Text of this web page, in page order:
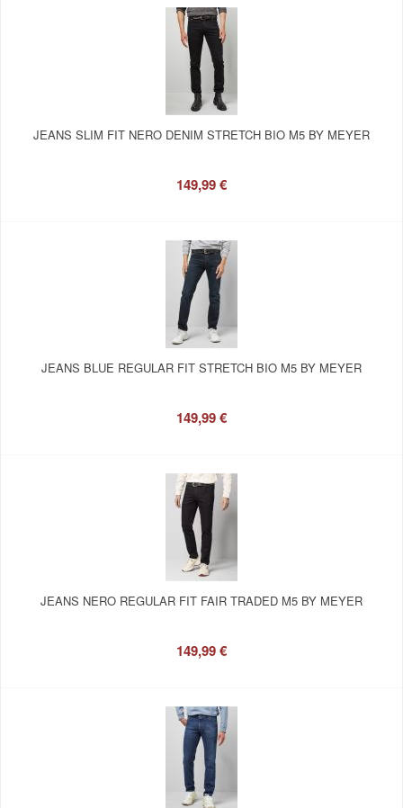
JEANS SLIM FIT NERO DENIM STRETCH BIO M5 BY MEYER
149,99 €
JEANS BLUE REGULAR FIT STRETCH BIO M5 BY MEYER
149,99 €
JEANS NERO REGULAR FIT FAIR TRADED M5 BY MEYER
149,99 €